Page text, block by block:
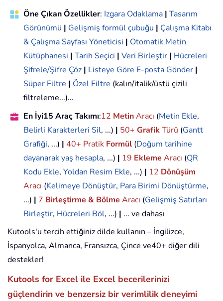
Öne Çıkan Özellikler: Izgara Odaklama | Tasarım
Görünümü | Gelişmiş formül çubuğu | Çalışma Kitabı
& Çalışma Sayfası Yöneticisi | Otomatik Metin
Kütüphanesi | Tarih Seçici | Veri Birleştir | Hücreleri
Şifrele/Şifre Çöz | Listeye Göre E-posta Gönder |
Süper Filtre | Özel Filtre (kalın/italik/üstü çizili
filtreleme...)...
En İyi15 Araç Takımı:12 MetinAracı (Metin Ekle,
Belirli Karakterleri Sil, ...) | 50+ GrafikTürü (Gantt
Grafiği, ...) | 40+ Pratik Formül (Doğum tarihine
dayanarak yaş hesapla, ...) | 19 Ekleme Aracı (QR
Kodu Ekle, Yoldan Resim Ekle, ...) | 12 Dönüşüm
Aracı (Kelimeye Dönüştür, Para Birimi Dönüştürme,
...) | 7 Birleştirme & Bölme Aracı (Gelişmiş Satırları
Birleştir, Hücreleri Böl, ...) | ... ve dahası
Kutools'u tercih ettiğiniz dilde kullanın – İngilizce,
İspanyolca, Almanca, Fransızca, Çince ve40+ diğer dili
destekler!
Kutools for Excel ile Excel becerilerinizi
güçlendirin ve benzersiz bir verimlilik deneyimi